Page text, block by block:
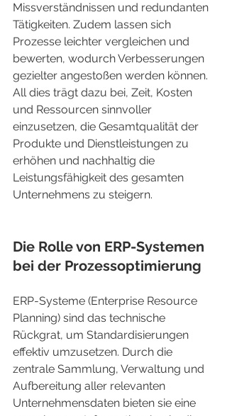
Missverständnissen und redundanten
Tätigkeiten. Zudem lassen sich
Prozesse leichter vergleichen und
bewerten, wodurch Verbesserungen
gezielter angestoßen werden können.
All dies trägt dazu bei, Zeit, Kosten
und Ressourcen sinnvoller
einzusetzen, die Gesamtqualität der
Produkte und Dienstleistungen zu
erhöhen und nachhaltig die
Leistungsfähigkeit des gesamten
Unternehmens zu steigern.
Die Rolle von ERP-Systemen
bei der Prozessoptimierung
ERP-Systeme (Enterprise Resource
Planning) sind das technische
Rückgrat, um Standardisierungen
effektiv umzusetzen. Durch die
zentrale Sammlung, Verwaltung und
Aufbereitung aller relevanten
Unternehmensdaten bieten sie eine